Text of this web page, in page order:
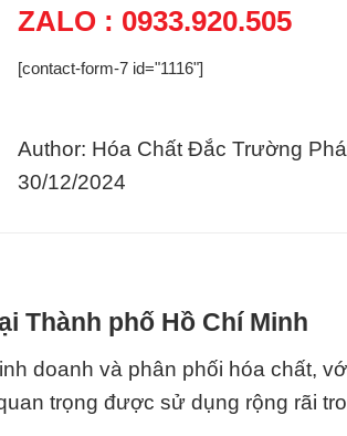
ZALO : 0933.920.505
[contact-form-7 id="1116"]
Author: Hóa Chất Đắc Trường
30/12/2024
Thành phố Hồ Chí Minh
doanh và phân phối hóa chất,
trọng được sử dụng rộng rãi